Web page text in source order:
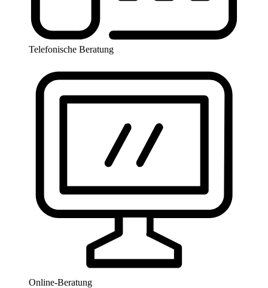
Telefonische Beratung
Online-Beratung